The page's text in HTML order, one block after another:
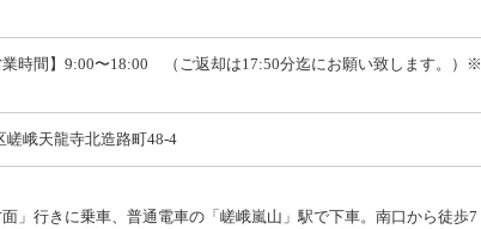
業時間】9:00〜18:00 （ご返却は17:50分迄にお願い致します。）※
嵯峨天龍寺北造路町48-4
」行きに乗車、普通電車の「嵯峨嵐山」駅で下車。南口から徒歩7